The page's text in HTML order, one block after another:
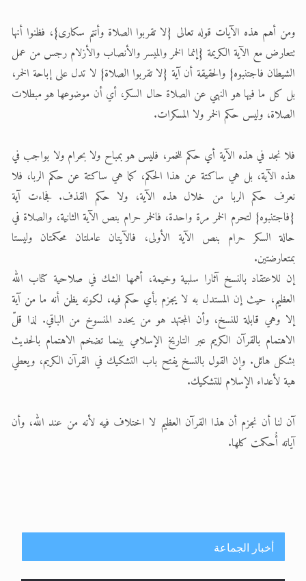
ومن أهم هذه الآيات قوله تعالى {لا تقربوا الصلاة وأنتم سكارى}، فظنوا أنها
تتعارض مع الآية الكريمة {إنما الخمر والميسر والأنصاب والأزلام رجس من عمل
الشيطان فاجتنبوه} والحقيقة أن آية {لا تقربوا الصلاة} لا تدل على إباحة الخمر،
بل كل ما فيها هو النهي عن الصلاة حال السكر، أي أن موضوعها هو مبطلات
الصلاة، وليس حكم الخمر ولا المسكرات.
فلا نجد في هذه الآية أي حكم للخمر، فليس هو بمباح ولا بحرام ولا بواجب في
هذه الآية، بل هي ساكتة عن هذا الحكم، كما هي ساكتة عن حكم الربا، فلا
نعرف حكم الربا من خلال هذه الآية، ولا حكم القذف. فجاءت آية
{فاجتنبوه} لتحرم الخمر مرة واحدة، فالخمر حرام بنص الآية الثانية، والصلاة في
حالة السكر حرام بنص الآية الأولى، فالآيتان عاملتان محكمتان وليستا
بمتعارضتين.
إن للاعتقاد بالنسخ آثارا سلبية وخيمة، أهمها الشك في صلاحية كتاب الله
العظيم، حيث إن المستدل به لا يجزم بأي حكم فيه، لكونه يظن أنه ما من آية
إلا وهي قابلة للنسخ، وأن المجتهد هو من يحدد المنسوخ من الباقي. لذا قلّ
الاهتمام بالقرآن الكريم عبر التاريخ الإسلامي بينما تضخم الاهتمام بالحديث
بشكل هائل. وإن القول بالنسخ يفتح باب التشكيك في القرآن الكريم، ويعطي
هبة لأعداء الإسلام للتشكيك.
آن لنا أن نجزم أن هذا القرآن العظيم لا اختلاف فيه لأنه من عند الله، وأن
آياته أُحكمت كلها.
أخبار الجماعة